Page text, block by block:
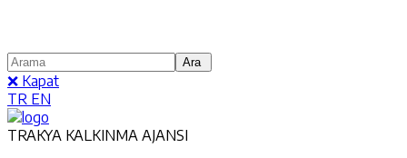
❌ Kapat
TR EN
TRAKYA KALKINMA AJANSI